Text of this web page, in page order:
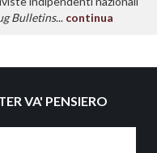
Bulletins... continua
VA' PENSIERO